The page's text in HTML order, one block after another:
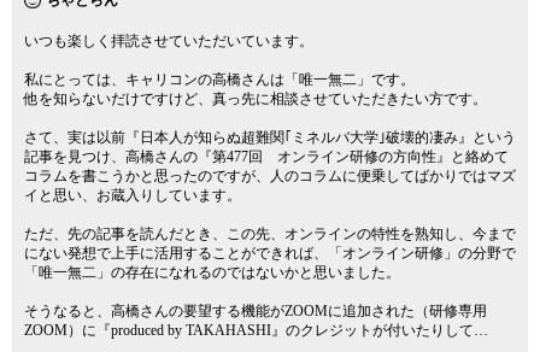
いつも楽しく拝読させていただいています。
私にとっては、キャリコンの高橋さんは「唯一無二」です。
他を知らないだけですけど、真っ先に相談させていただきたい方です。
さて、実は以前『日本人が知らぬ超難関｢ミネルバ大学｣破壊的凄み』という
記事を見つけ、高橋さんの『第477回 オンライン研修の方向性』と絡めて
コラムを書こうかと思ったのですが、人のコラムに便乗してばかりではマズ
イと思い、お蔵入りしています。
ただ、先の記事を読んだとき、この先、オンラインの特性を熟知し、今まで
にない発想で上手に活用することができれば、「オンライン研修」の分野で
「唯一無二」の存在になれるのではないかと思いました。
そうなると、高橋さんの要望する機能がZOOMに追加された（研修専用
ZOOM）に『produced by TAKAHASHI』のクレジットが付いたりして…